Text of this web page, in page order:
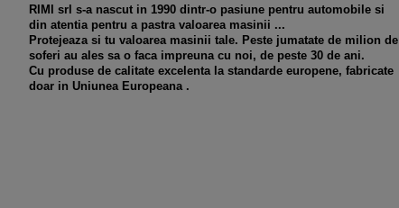
RIMI srl s-a nascut in 1990 dintr-o pasiune pentru automobile si
din atentia pentru a pastra valoarea masinii ...
Protejeaza si tu valoarea masinii tale. Peste jumatate de milion de
soferi au ales sa o faca impreuna cu noi, de peste 30 de ani.
Cu produse de calitate excelenta la standarde europene, fabricate
doar in Uniunea Europeana .